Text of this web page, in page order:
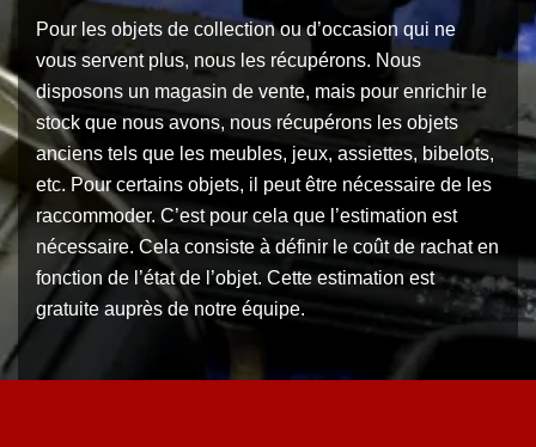
Pour les objets de collection ou d’occasion qui ne
vous servent plus, nous les récupérons. Nous
disposons un magasin de vente, mais pour enrichir le
stock que nous avons, nous récupérons les objets
anciens tels que les meubles, jeux, assiettes, bibelots,
etc. Pour certains objets, il peut être nécessaire de les
raccommoder. C’est pour cela que l’estimation est
nécessaire. Cela consiste à définir le coût de rachat en
fonction de l’état de l’objet. Cette estimation est
gratuite auprès de notre équipe.